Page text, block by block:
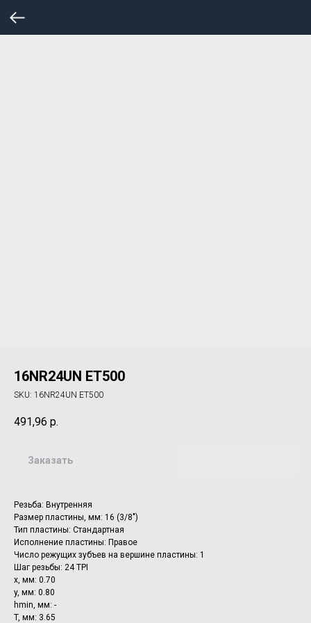
16NR24UN ET500
SKU: 16NR24UN ET500
491,96 р.
Заказать
Резьба: Внутренняя
Размер пластины, мм: 16 (3/8")
Тип пластины: Стандартная
Исполнение пластины: Правое
Число режущих зубъев на вершине пластины: 1
Шаг резьбы: 24 TPI
x, мм: 0.70
y, мм: 0.80
hmin, мм: -
T, мм: 3.65